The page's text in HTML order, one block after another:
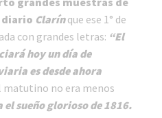
diario Clarínque ese 1° de
con grandes letras: “El
hoy un día de
es desde ahora
matutino no era menos
sueño glorioso de 1816.